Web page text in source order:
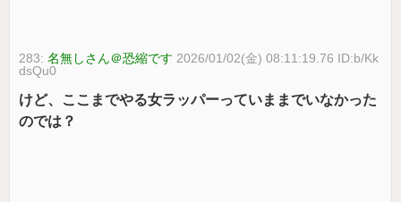
283:名無しさん＠恐縮です 2026/01/02(金) 08:11:19.76 ID:b/Kk
dsQu0
けど、ここまでやる女ラッパーっていままでいなかった
のでは？